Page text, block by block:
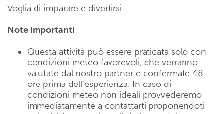
Voglia di imparare e divertirsi.
Note importanti
Questa attività può essere praticata solo con
condizioni meteo favorevoli, che verranno
valutate dal nostro partner e confermate 48
ore prima dell’esperienza. In caso di
condizioni meteo non ideali provvederemo
immediatamente a contattarti proponendoti